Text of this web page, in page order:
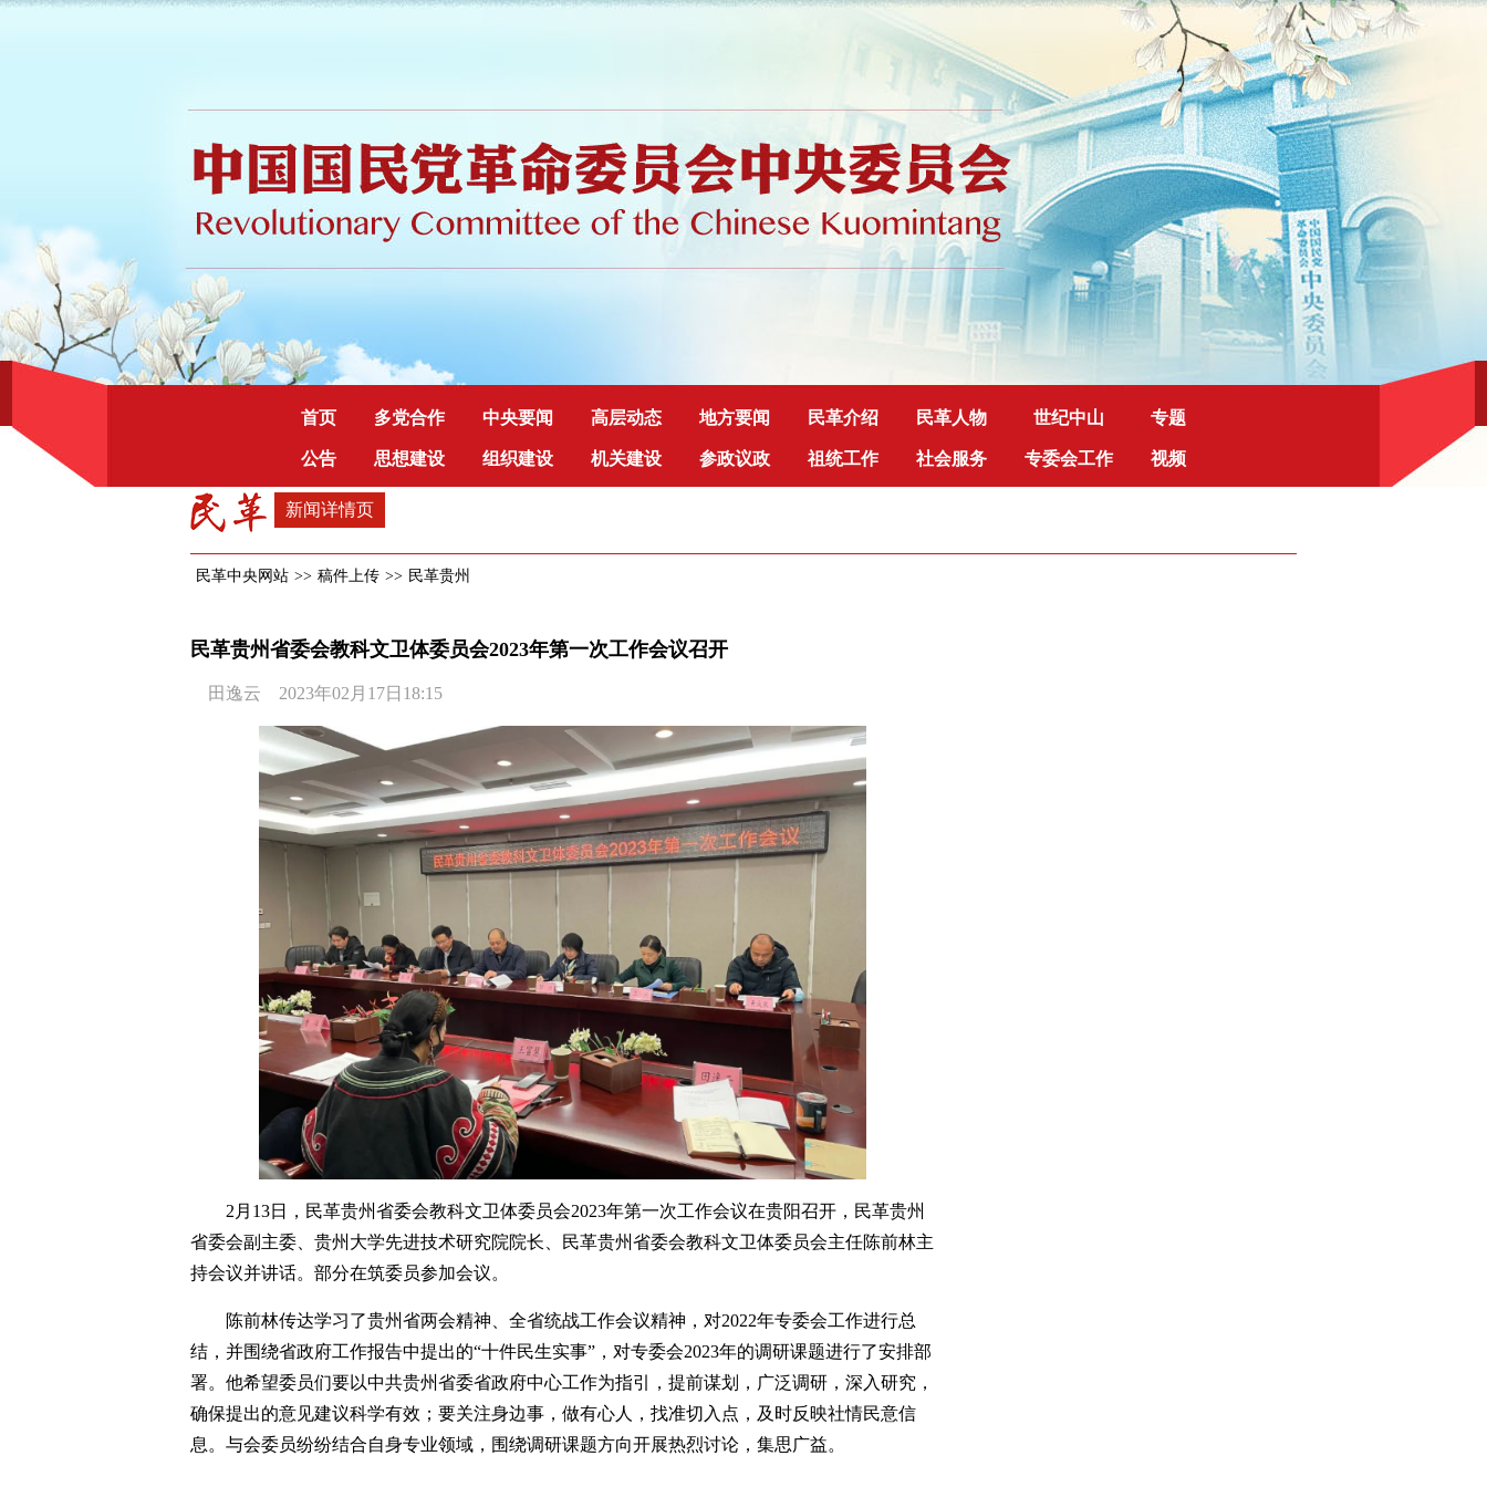
首页 多党合作 中央要闻 高层动态 地方要闻 民革介绍 民革人物 世纪中山 专题
公告 思想建设 组织建设 机关建设 参政议政 祖统工作 社会服务 专委会工作 视频
新闻详情页
民革中央网站 >> 稿件上传 >> 民革贵州
民革贵州省委会教科文卫体委员会2023年第一次工作会议召开
田逸云 2023年02月17日18:15
2月13日，民革贵州省委会教科文卫体委员会2023年第一次工作会议在贵阳召开，民革贵州
省委会副主委、贵州大学先进技术研究院院长、民革贵州省委会教科文卫体委员会主任陈前林主
持会议并讲话。部分在筑委员参加会议。
陈前林传达学习了贵州省两会精神、全省统战工作会议精神，对2022年专委会工作进行总
结，并围绕省政府工作报告中提出的“十件民生实事”，对专委会2023年的调研课题进行了安排部
署。他希望委员们要以中共贵州省委省政府中心工作为指引，提前谋划，广泛调研，深入研究，
确保提出的意见建议科学有效；要关注身边事，做有心人，找准切入点，及时反映社情民意信
息。与会委员纷纷结合自身专业领域，围绕调研课题方向开展热烈讨论，集思广益。